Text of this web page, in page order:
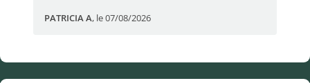
PATRICIA A, le 07/08/2026